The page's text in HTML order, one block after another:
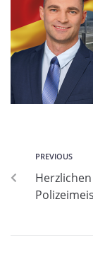
PREVIOUS